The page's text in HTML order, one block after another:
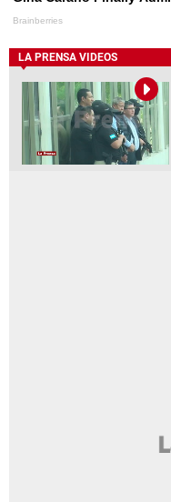
LA PRENSA VIDEOS